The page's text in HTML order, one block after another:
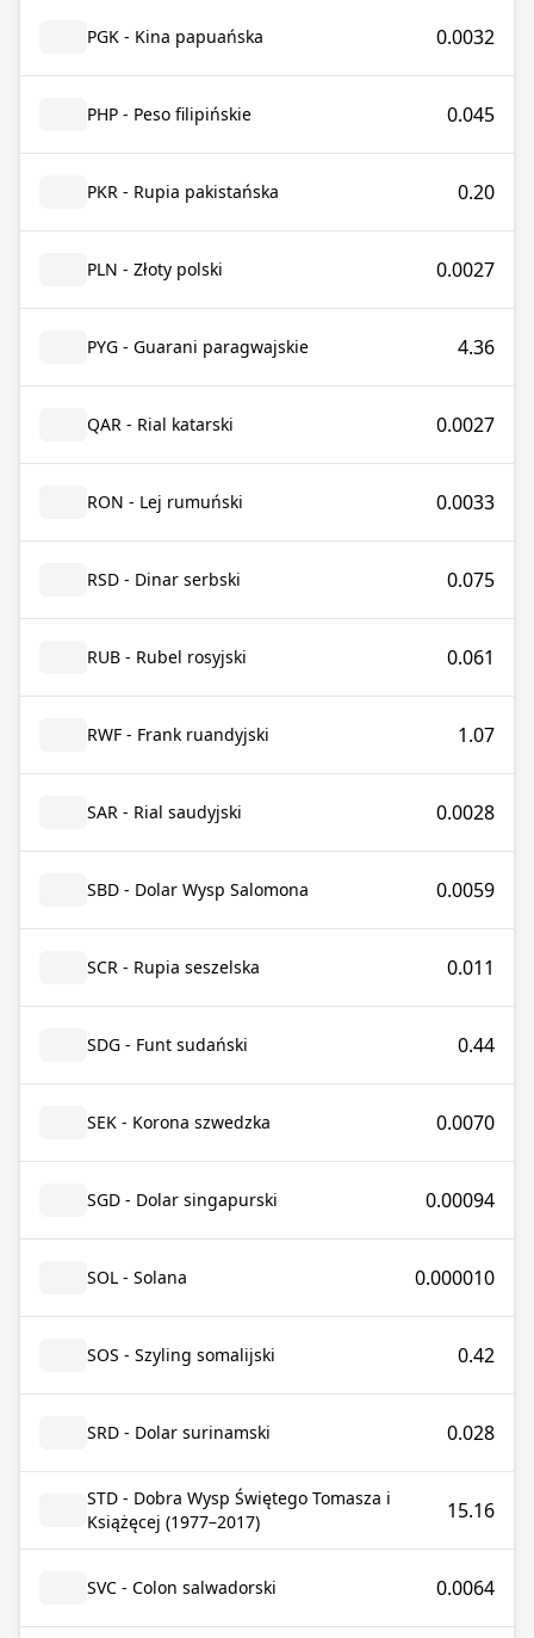
PGK - Kina papuańska 0.0032
PHP - Peso filipińskie 0.045
PKR - Rupia pakistańska 0.20
PLN - Złoty polski 0.0027
PYG - Guarani paragwajskie 4.36
QAR - Rial katarski 0.0027
RON - Lej rumuński 0.0033
RSD - Dinar serbski 0.075
RUB - Rubel rosyjski 0.061
RWF - Frank ruandyjski 1.07
SAR - Rial saudyjski 0.0028
SBD - Dolar Wysp Salomona 0.0059
SCR - Rupia seszelska 0.011
SDG - Funt sudański 0.44
SEK - Korona szwedzka 0.0070
SGD - Dolar singapurski 0.00094
SOL - Solana 0.000010
SOS - Szyling somalijski 0.42
SRD - Dolar surinamski 0.028
STD - Dobra Wysp Świętego Tomasza i
Książęcej (1977–2017)
15.16
SVC - Colon salwadorski 0.0064